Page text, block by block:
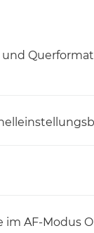
und
im AF-Modus